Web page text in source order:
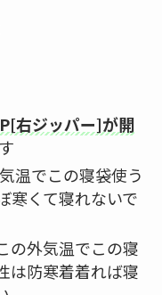
右ジッパー]が開
でこの寝袋使う
寒くて寝れないで
外気温でこの寝
は防寒着着れば寝